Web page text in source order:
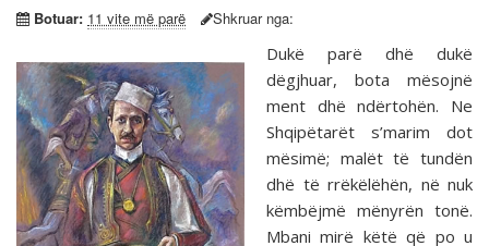
Botuar: 11 vite më parë Shkruar nga:
Dukë parë dhë dukë
dëgjhuar, bota mësojnë
ment dhë ndërtohën. Ne
Shqipëtarët s’marim dot
mësimë; malët të tundën
dhë të rrëkëlëhën, në nuk
këmbëjmë mënyrën tonë.
Mbani mirë këtë që po u